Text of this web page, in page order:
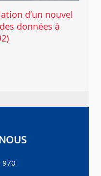
d’un nouvel
données à
970